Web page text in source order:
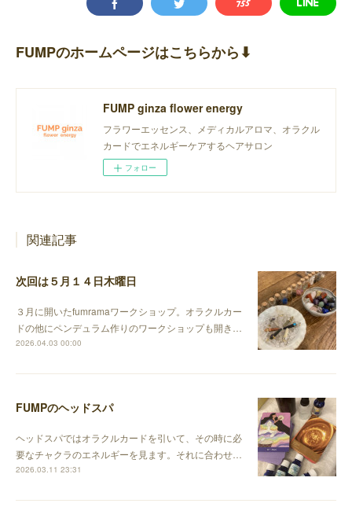
FUMPのホームページはこちらから⬇︎
FUMP ginza flower energy
フラワーエッセンス、メディカルアロマ、オラクル
カードでエネルギーケアするヘアサロン
フォロー
関連記事
次回は５月１４日木曜日
３月に開いたfumramaワークショップ。オラクルカー
ドの他にペンデュラム作りのワークショップも開き…
2026.04.03 00:00
FUMPのヘッドスパ
ヘッドスパではオラクルカードを引いて、その時に必
要なチャクラのエネルギーを見ます。それに合わせ…
2026.03.11 23:31